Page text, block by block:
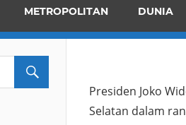
METROPOLITAN DUNIA
Presiden Joko
Selatan dalam